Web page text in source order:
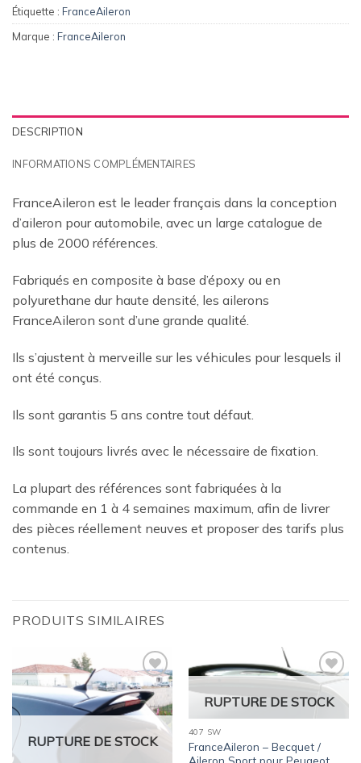
Étiquette : FranceAileron
Marque : FranceAileron
DESCRIPTION
INFORMATIONS COMPLÉMENTAIRES
FranceAileron est le leader français dans la conception
d’aileron pour automobile, avec un large catalogue de
plus de 2000 références.
Fabriqués en composite à base d’époxy ou en
polyurethane dur haute densité, les ailerons
FranceAileron sont d’une grande qualité.
Ils s’ajustent à merveille sur les véhicules pour lesquels il
ont été conçus.
Ils sont garantis 5 ans contre tout défaut.
Ils sont toujours livrés avec le nécessaire de fixation.
La plupart des références sont fabriquées à la
commande en 1 à 4 semaines maximum, afin de livrer
des pièces réellement neuves et proposer des tarifs plus
contenus.
PRODUITS SIMILAIRES
Ajouter
à la
wishlist
RUPTURE DE STOCK
Ajouter
à la
wishlist
RUPTURE DE STOCK
407 SW
FranceAileron – Becquet /
Aileron Sport pour Peugeot